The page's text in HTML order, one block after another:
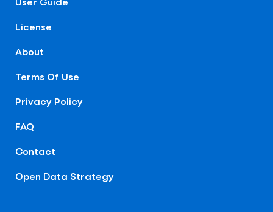
License
About
Terms Of Use
Privacy Policy
FAQ
Contact
Open Data Strategy